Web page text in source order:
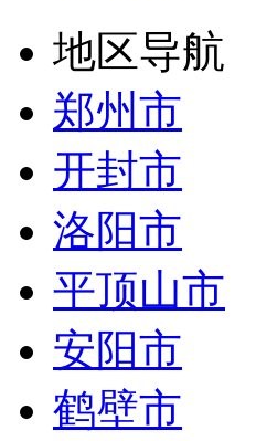
地区导航
郑州市
开封市
洛阳市
平顶山市
安阳市
鹤壁市